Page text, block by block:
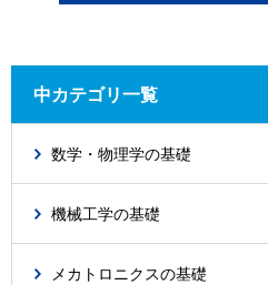
中カテゴリ一覧
数学・物理学の基礎
機械工学の基礎
メカトロニクスの基礎